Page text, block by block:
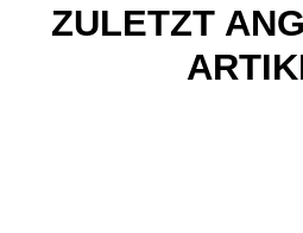
ZULETZT